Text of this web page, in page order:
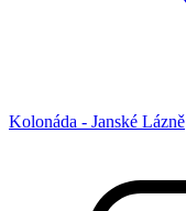
Kolonáda - Janské Lázně